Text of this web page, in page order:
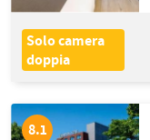
Solo camera
doppia
8.1